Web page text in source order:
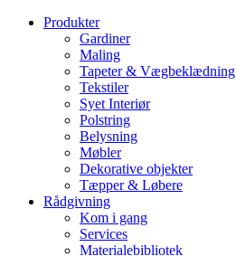
Produkter
Gardiner
Maling
Tapeter & Vægbeklædning
Tekstiler
Syet Interiør
Polstring
Belysning
Møbler
Dekorative objekter
Tæpper & Løbere
Rådgivning
Kom i gang
Services
Materialebibliotek